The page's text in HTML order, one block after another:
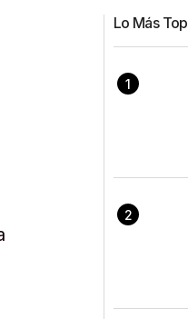
Lo Más Top